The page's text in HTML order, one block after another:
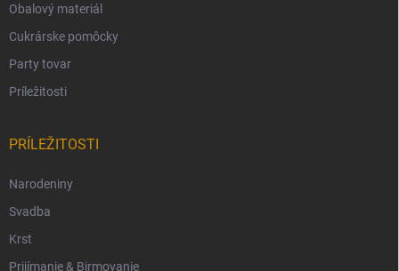
Obalový materiál
Cukrárske pomôcky
Party tovar
Príležitosti
PRÍLEŽITOSTI
Narodeniny
Svadba
Krst
Prijímanie & Birmovanie